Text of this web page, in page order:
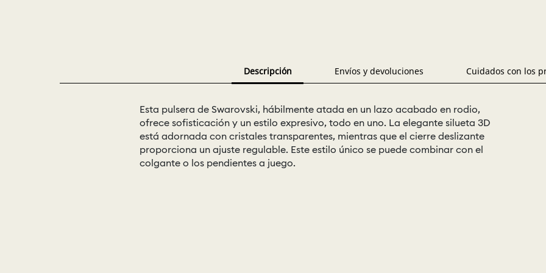
Descripción Envíos y devoluciones Cuidados con los
Esta pulsera de Swarovski, hábilmente atada en un lazo acabado en rodio,
ofrece sofisticación y un estilo expresivo, todo en uno. La elegante silueta 3D
está adornada con cristales transparentes, mientras que el cierre deslizante
proporciona un ajuste regulable. Este estilo único se puede combinar con el
colgante o los pendientes a juego.